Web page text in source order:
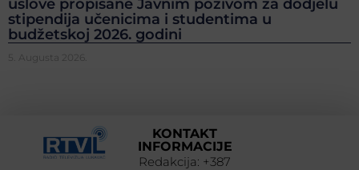
uslove propisane Javnim pozivom za dodjelu
stipendija učenicima i studentima u
budžetskoj 2026. godini
5. Augusta 2026.
KONTAKT
INFORMACIJE
Redakcija: +387